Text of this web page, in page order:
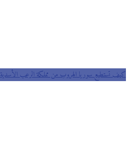
كيف تستطيع سوريا الهروب من مملكة الرعب الأسدية؟